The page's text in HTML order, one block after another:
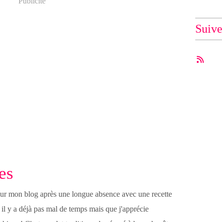
mon blog après une longue absence avec une recette
y a déjà pas mal de temps mais que j'apprécie